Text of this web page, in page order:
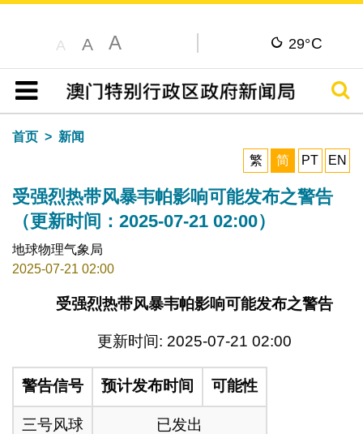
A A A 29°C
目录
搜寻
首页
新闻
繁
简 PT EN
受强烈热带风暴韦帕影响可能发布之警告
（更新时间：2025-07-21 02:00）
地球物理气象局
2025-07-21 02:00
受强烈热带风暴韦帕影响可能发布之警告
更新时间: 2025-07-21 02:00
警告信号 预计发布时间 可能性
三号风球 已发出